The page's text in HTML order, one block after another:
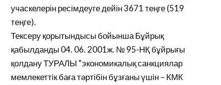
учаскелерін ресімдеуге дейін 3671 теңге (519
теңге).
Тексеру қорытындысы бойынша Бұйрық
қабылданды 04. 06. 2001ж. № 95-НҚ бұйрығы
қолдану ТУРАЛЫ “экономикалық санкциялар
мемлекеттік баға тәртібін бұзғаны үшін – КМК